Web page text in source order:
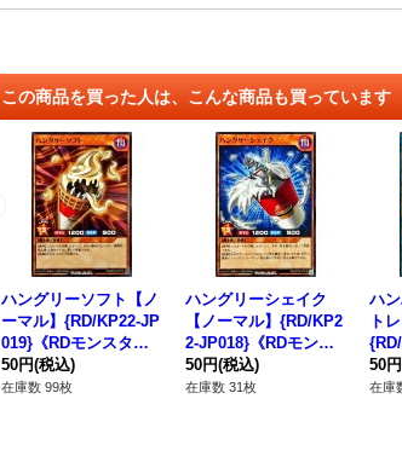
この商品を買った人は、こんな商品も買っています
ハングリーソフト【ノ
ーマル】{RD/KP22-JP
019}《RDモンスタ
ー》
50円(税込)
在庫数 99枚
ハングリーシェイク
【ノーマル】{RD/KP2
2-JP018}《RDモンス
ター》
50円(税込)
在庫数 31枚
ハ
ト
D魔
50円
在庫